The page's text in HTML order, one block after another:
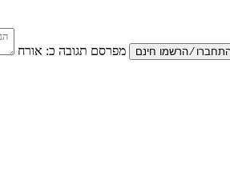
מפרסם תגובה כ: אורח